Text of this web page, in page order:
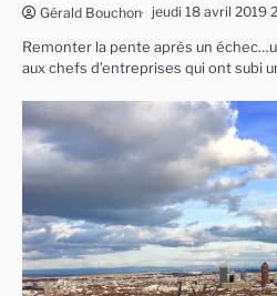
Gérald Bouchon jeudi 18 avril 2019
Remonter la pente après un
aux chefs d’entreprises qui ont subi